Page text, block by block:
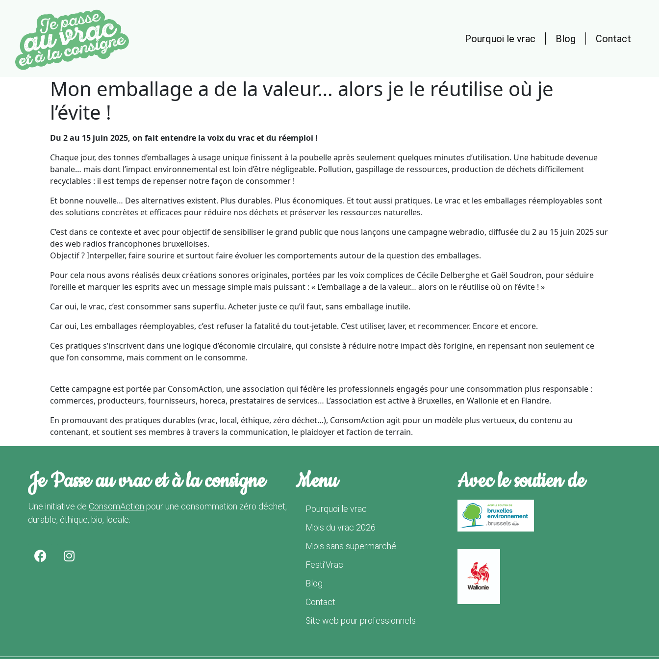
Pourquoi le vrac Blog Contact
Mon emballage a de la valeur… alors je le réutilise où je
l’évite !
Du 2 au 15 juin 2025, on fait entendre la voix du vrac et du réemploi !
Chaque jour, des tonnes d’emballages à usage unique finissent à la poubelle après seulement quelques minutes d’utilisation. Une habitude devenue
banale… mais dont l’impact environnemental est loin d’être négligeable. Pollution, gaspillage de ressources, production de déchets difficilement
recyclables : il est temps de repenser notre façon de consommer !
Et bonne nouvelle… Des alternatives existent. Plus durables. Plus économiques. Et tout aussi pratiques. Le vrac et les emballages réemployables sont
des solutions concrètes et efficaces pour réduire nos déchets et préserver les ressources naturelles.
C’est dans ce contexte et avec pour objectif de sensibiliser le grand public que nous lançons une campagne webradio, diffusée du 2 au 15 juin 2025 sur
des web radios francophones bruxelloises.
Objectif ? Interpeller, faire sourire et surtout faire évoluer les comportements autour de la question des emballages.
Pour cela nous avons réalisés deux créations sonores originales, portées par les voix complices de Cécile Delberghe et Gaël Soudron, pour séduire
l’oreille et marquer les esprits avec un message simple mais puissant : « L’emballage a de la valeur… alors on le réutilise où on l’évite ! »
Car oui, le vrac, c’est consommer sans superflu. Acheter juste ce qu’il faut, sans emballage inutile.
Car oui, Les emballages réemployables, c’est refuser la fatalité du tout-jetable. C’est utiliser, laver, et recommencer. Encore et encore.
Ces pratiques s’inscrivent dans une logique d’économie circulaire, qui consiste à réduire notre impact dès l’origine, en repensant non seulement ce
que l’on consomme, mais comment on le consomme.
Cette campagne est portée par ConsomAction, une association qui fédère les professionnels engagés pour une consommation plus responsable :
commerces, producteurs, fournisseurs, horeca, prestataires de services… L’association est active à Bruxelles, en Wallonie et en Flandre.
En promouvant des pratiques durables (vrac, local, éthique, zéro déchet…), ConsomAction agit pour un modèle plus vertueux, du contenu au
contenant, et soutient ses membres à travers la communication, le plaidoyer et l’action de terrain.
Je Passe au vrac et à la consigne
Une initiative de ConsomAction pour une consommation zéro déchet,
durable, éthique, bio, locale.
Menu
Pourquoi le vrac
Mois du vrac 2026
Mois sans supermarché
Festi’Vrac
Blog
Contact
Site web pour professionnels
Avec le soutien de